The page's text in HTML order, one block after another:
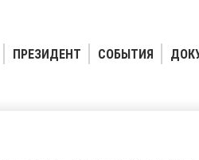
ПРЕЗИДЕНТ СОБЫТИЯ